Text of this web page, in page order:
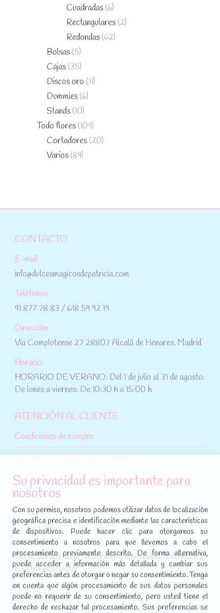
Cuadradas (6)
Rectangulares (2)
Redondas (62)
Bolsas (5)
Cajas (35)
Discos oro (11)
Dummies (6)
Stands (10)
Todo flores (109)
Cortadores (20)
Varios (89)
CONTACTO
E-mail
info@dulcesmagicosdepatricia.com
Teléfonos
91 877 78 83 / 618 59 92 19
Dirección
Vía Complutense 27 28807 Alcalá de Henares. Madrid
Horario:
HORARIO DE VERANO: Del 1 de julio al 31 de agosto:
De lunes a viernes: De 10:30 h a 15:00 h
ATENCIÓN AL CLIENTE
Condiciones de compra
Política de cookies
SÍGUENOS EN REDES SOCIALES
Encuéntranos en:
Facebook
page
opens
in
new
window
YouTube
page
opens
in
new
window
Instagram
page
opens
in
new
window
No te pierdas las promociones y novedades, suscríbete a
nuestra newsletter:
[sibwp_form id=1]
Su privacidad es importante para
nosotros
Con su permiso, nosotros podemos utilizar datos de localización
geográfica precisa e identificación mediante las características
de dispositivos. Puede hacer clic para otorgarnos su
consentimiento a nosotros para que llevemos a cabo el
procesamiento previamente descrito. De forma alternativa,
puede acceder a información más detallada y cambiar sus
preferencias antes de otorgar o negar su consentimiento. Tenga
en cuenta que algún procesamiento de sus datos personales
puede no requerir de su consentimiento, pero usted tiene el
derecho de rechazar tal procesamiento. Sus preferencias se